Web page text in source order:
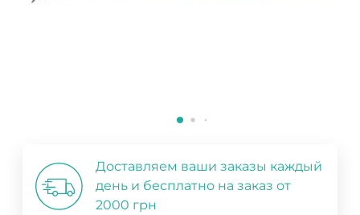
Доставляем ваши заказы каждый
день и бесплатно на заказ от
2000 грн